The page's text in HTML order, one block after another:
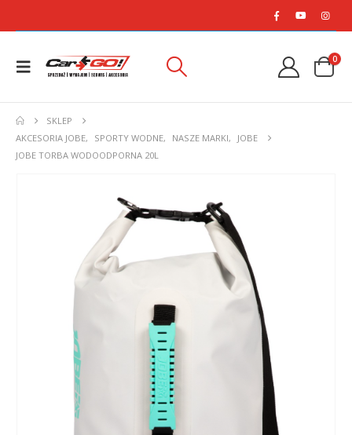
0
SKLEP
AKCESORIA JOBE, SPORTY WODNE, NASZE MARKI,
JOBE
JOBE TORBA WODOODPORNA 20L